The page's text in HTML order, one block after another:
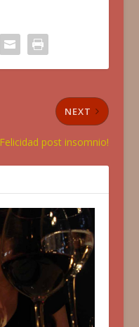
NEXT
Felicidad post insomnio!